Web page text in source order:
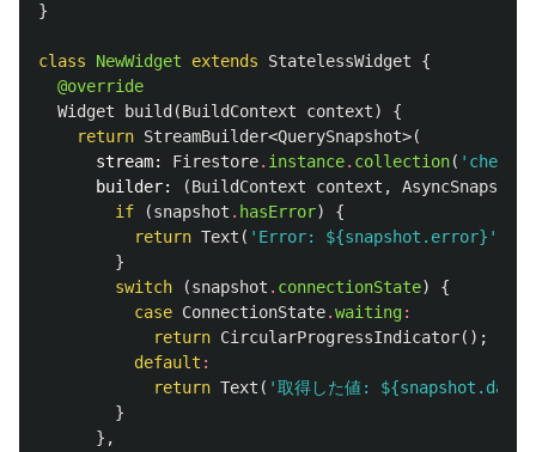
}
class NewWidget extends StatelessWidget
{
@override
Widget
build (BuildContext context)
{
return StreamBuilder<QuerySnapshot>(
stream:
Firestore. instance. collection( 'check'
builder:
(BuildContext context , AsyncSnapshot
if
(snapshot . hasError)
{
return Text ( 'Error: ${snapshot.error} '
}
switch
(snapshot . connectionState)
{
case ConnectionState.waiting:
return CircularProgressIndicator();
default :
return Text ( '取得した値:
}
},